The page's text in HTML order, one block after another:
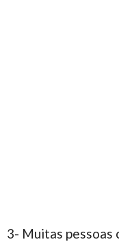
3- Muitas pessoas